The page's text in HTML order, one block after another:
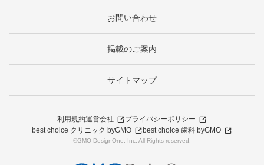
お問い合わせ
掲載のご案内
サイトマップ
利用規約運営会社
プライバシーポリシー
best choice クリニック byGMO
best choice 歯科 byGMO
©GMO DesignOne, Inc. All Rights reserved.